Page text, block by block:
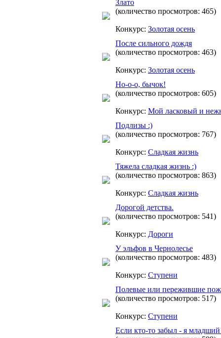
Злато
(количество просмотров: 465)
Конкурс: Золотая осень
После сильного дождя
(количество просмотров: 463)
Конкурс: Золотая осень
Но-о-о, бычок!
(количество просмотров: 605)
Конкурс: Mой ласковый и
Подлизы :)
(количество просмотров: 767)
Конкурс: Сладкая жизнь
Тяжела сладкая жизнь :)
(количество просмотров: 863)
Конкурс: Сладкая жизнь
Дорогой детства.
(количество просмотров: 541)
Конкурс: Дороги
У эльфов в Чернолесье
(количество просмотров: 483)
Конкурс: Ступени
Полевые или пережившие
(количество просмотров: 517)
Конкурс: Ступени
Если кто-то забыл - я